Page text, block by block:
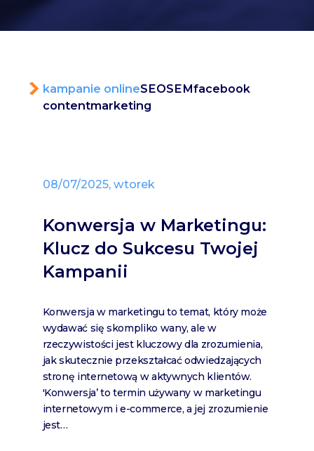
kampanie onlineSEOSEMfacebook
contentmarketing
08/07/2025, wtorek
Konwersja w Marketingu:
Klucz do Sukcesu Twojej
Kampanii
Konwersja w marketingu to temat, który może
wydawać się skompliko wany, ale w
rzeczywistości jest kluczowy dla zrozumienia,
jak skutecznie przekształcać odwiedzających
stronę internetową w aktywnych klientów.
'Konwersja’ to termin używany w marketingu
internetowym i e-commerce, a jej zrozumienie
jest…